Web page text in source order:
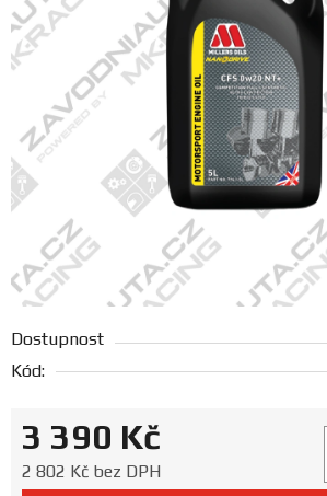
FANOUŠCI
Profil
firmy
Obchodní
podmínky
Doprava
Blog
a
katalogy
Dostupnost
Kód:
3 390 Kč
2 802 Kč bez DPH